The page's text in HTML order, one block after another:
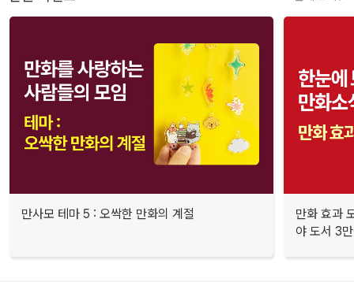
만사모 테마 5 : 오싹한 만화의 계절
만화 효과
야 도서 3